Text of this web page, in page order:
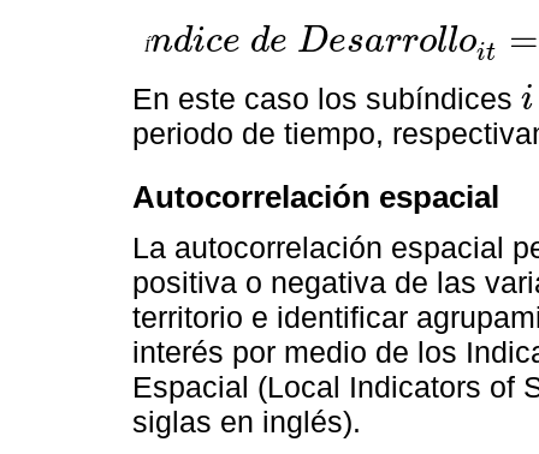
Índice de Desarrolloit =
Índice de De arroll it= I.educaciónit*I.Saludit*I. egu
En este caso los subíndices i
i
periodo de tiempo,
Autocorrelación espacial
La autocorrelación espacial
positiva o negativa de las
territorio e identificar
interés por medio de los
Espacial (Local Indicators of
siglas en inglés).